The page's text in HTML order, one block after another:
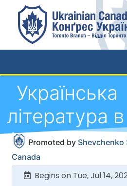
Українська
література в
Австралії в
1948 - 2025
Promoted by
Canada
Begins on Tue, Jul 14,